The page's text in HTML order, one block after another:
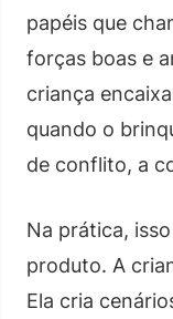
papéis que
forças boas e
criança
quando o
de conflito, a
Na prática,
produto. A
Ela cria